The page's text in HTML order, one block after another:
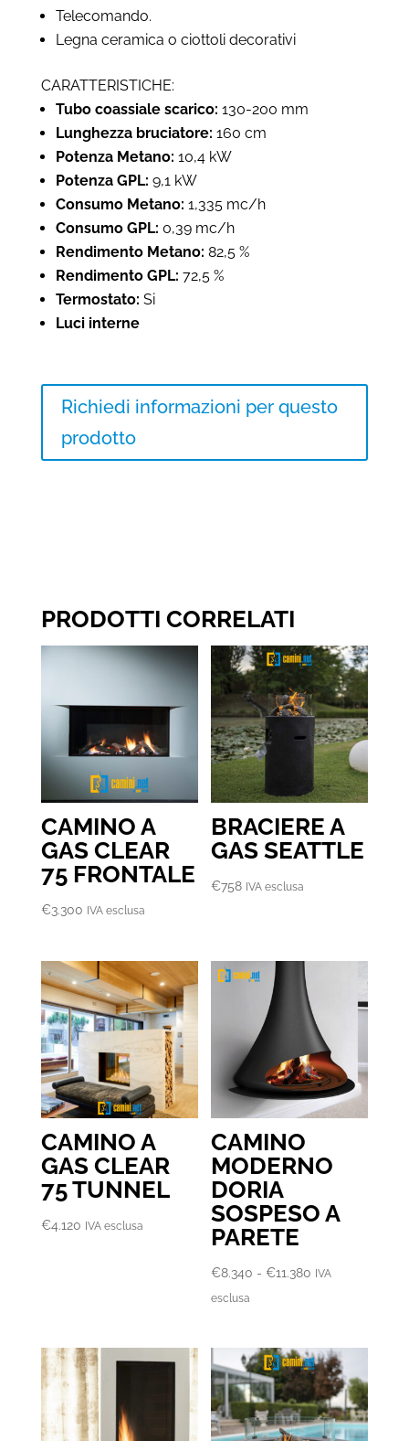
Telecomando.
Legna ceramica o ciottoli decorativi
CARATTERISTICHE:
Tubo coassiale scarico: 130-200 mm
Lunghezza bruciatore: 160 cm
Potenza Metano: 10,4 kW
Potenza GPL: 9,1 kW
Consumo Metano: 1,335 mc/h
Consumo GPL: 0,39 mc/h
Rendimento Metano: 82,5 %
Rendimento GPL: 72,5 %
Termostato: Si
Luci interne
Richiedi informazioni per questo
prodotto
PRODOTTI CORRELATI
CAMINO A
GAS CLEAR
75 FRONTALE
€3.300 IVA esclusa
BRACIERE A
GAS SEATTLE
€758 IVA esclusa
CAMINO A
GAS CLEAR
75 TUNNEL
€4.120 IVA esclusa
CAMINO
MODERNO
DORIA
SOSPESO A
PARETE
€8.340 - €11.380 Fascia
€8.340
a
€11.380
IVA
esclusa